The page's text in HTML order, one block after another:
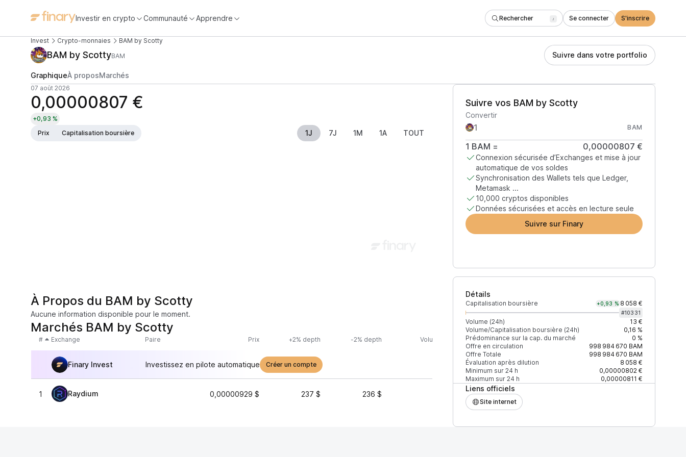
Investir en crypto Communauté Apprendre Rechercher / Se connecter S'inscrire
Invest Crypto-monnaies BAM by Scotty
BAM by ScottyBAM Suivre dans votre portfolio
GraphiqueÀ proposMarchés
07 août 2026
0,00000807 €
+0,93 %
Prix
Capitalisation boursière 1J 7J 1M 1A TOUT
Suivre vos BAM by Scotty
Convertir
BAM
1 BAM = 0,00000807 €
Connexion sécurisée d’Exchanges et mise à jour
automatique de vos soldes
Synchronisation des Wallets tels que Ledger,
Metamask ...
10,000 cryptos disponibles
Données sécurisées et accès en lecture seule
Suivre sur Finary
Détails
Capitalisation boursière +0,93 % 8 058 €
#10331
Volume (24h)
13 €
Volume/Capitalisation boursière (24h)
0,16 %
Prédominance sur la cap. du marché
0 %
Offre en circulation
998 984 670 BAM
Offre Totale
998 984 670 BAM
Évaluation après dilution
8 058 €
Minimum sur 24 h
0,00000802 €
Maximum sur 24 h
0,00000811 €
Liens officiels
Site internet
À Propos du BAM by Scotty
Aucune information disponible pour le moment.
Marchés BAM by Scotty
# Exchange Paire Prix +2% depth -2% depth Volume (24h) % du volume Confiance Mis à jour
Finary Invest Investissez en pilote automatique Créer un compte
1 Raydium 0,00000929 $ 237 $ 236 $ 100 %